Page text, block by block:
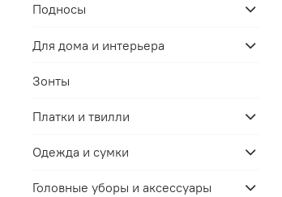
Подносы
Для дома и интерьера
Зонты
Платки и твилли
Одежда и сумки
Головные уборы и аксессуары